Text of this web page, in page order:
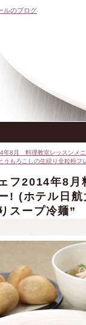
ルのブログ
8月 料理教室レッスンメニ
もろこしの生絞り全粒粉フ
フ2014年8
! (ホテル日
スープ冷麺”